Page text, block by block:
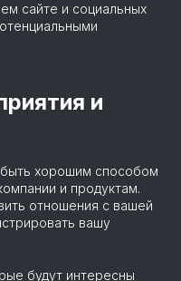
сайте и социальных
и
хорошим способом
и продуктам.
отношения с вашей
вашу
будут интересны